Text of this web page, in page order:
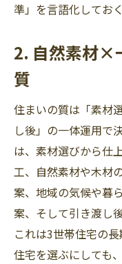
準」を言語化してお
2. 自然素材×
質
住まいの質は「素
し後」の一体運用で
は、素材選びから仕
工、自然素材や木材
案、地域の気候や暮
案、そして引き渡し
これは3世帯住宅の
住宅を選ぶにしても